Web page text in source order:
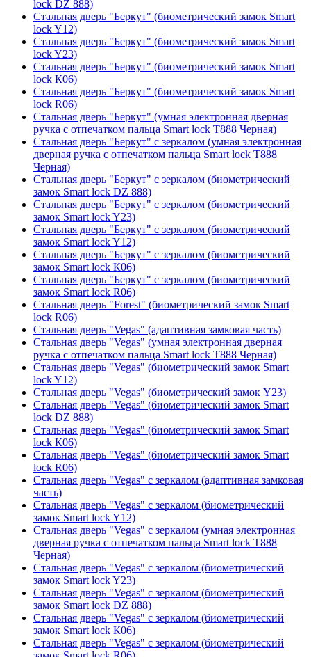
lock DZ 888)
Стальная дверь "Беркут" (биометрический замок Smart
lock Y12)
Стальная дверь "Беркут" (биометрический замок Smart
lock Y23)
Стальная дверь "Беркут" (биометрический замок Smart
lock К06)
Стальная дверь "Беркут" (биометрический замок Smart
lock R06)
Стальная дверь "Беркут" (умная электронная дверная
ручка с отпечатком пальца Smart lock T888 Черная)
Стальная дверь "Беркут" с зеркалом (умная электронная
дверная ручка с отпечатком пальца Smart lock T888
Черная)
Стальная дверь "Беркут" с зеркалом (биометрический
замок Smart lock DZ 888)
Стальная дверь "Беркут" с зеркалом (биометрический
замок Smart lock Y23)
Стальная дверь "Беркут" с зеркалом (биометрический
замок Smart lock Y12)
Стальная дверь "Беркут" с зеркалом (биометрический
замок Smart lock К06)
Стальная дверь "Беркут" с зеркалом (биометрический
замок Smart lock R06)
Стальная дверь "Forest" (биометрический замок Smart
lock R06)
Стальная дверь "Vegas" (адаптивная замковая часть)
Стальная дверь "Vegas" (умная электронная дверная
ручка с отпечатком пальца Smart lock T888 Черная)
Стальная дверь "Vegas" (биометрический замок Smart
lock Y12)
Стальная дверь "Vegas" (биометрический замок Y23)
Стальная дверь "Vegas" (биометрический замок Smart
lock DZ 888)
Стальная дверь "Vegas" (биометрический замок Smart
lock К06)
Стальная дверь "Vegas" (биометрический замок Smart
lock R06)
Стальная дверь "Vegas" с зеркалом (адаптивная замковая
часть)
Стальная дверь "Vegas" с зеркалом (биометрический
замок Smart lock Y12)
Стальная дверь "Vegas" с зеркалом (умная электронная
дверная ручка с отпечатком пальца Smart lock T888
Черная)
Стальная дверь "Vegas" с зеркалом (биометрический
замок Smart lock Y23)
Стальная дверь "Vegas" с зеркалом (биометрический
замок Smart lock DZ 888)
Стальная дверь "Vegas" с зеркалом (биометрический
замок Smart lock К06)
Стальная дверь "Vegas" с зеркалом (биометрический